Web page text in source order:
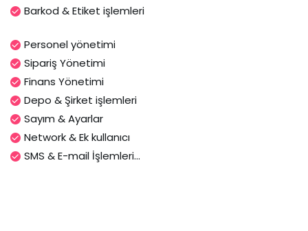
Barkod & Etiket işlemleri
Personel yönetimi
Sipariş Yönetimi
Finans Yönetimi
Depo & Şirket işlemleri
Sayım & Ayarlar
Network & Ek kullanıcı
SMS & E-mail İşlemleri...